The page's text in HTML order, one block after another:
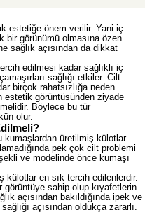
estetiğe önem verilir. Yani iç
bir görünümü olmasına özen
sağlık açısından da dikkat
edilmesi kadar sağlıklı iç
sağlığı etkiler. Cilt
birçok rahatsızlığa neden
estetik görüntüsünden ziyade
Böylece bu tür
olur.
kumaşlardan üretilmiş külotlar
pek çok cilt problemi
ve modelinde önce kumaşı
külotlar en sık tercih edilenlerdir.
sahip olup kıyafetlerin
açısından bakıldığında ipek ve
açısından oldukça zararlı.